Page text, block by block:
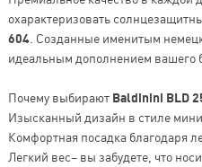
охарактеризовать
604. Созданные именитым
идеальным дополнением вашего
Почему выбирают Baldinini BLD
Изысканный дизайн в стиле
Комфортная посадка благодаря
Легкий вес– вы забудете, что